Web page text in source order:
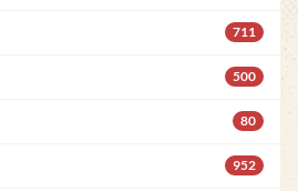
711
500
80
952